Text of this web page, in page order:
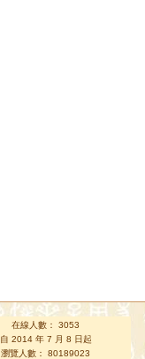
在線人數： 3053
自 2014 年 7 月 8 日起
瀏覽人數： 80189023